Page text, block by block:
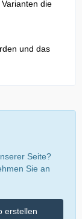
die
und das
Seite?
Sie an
erstellen